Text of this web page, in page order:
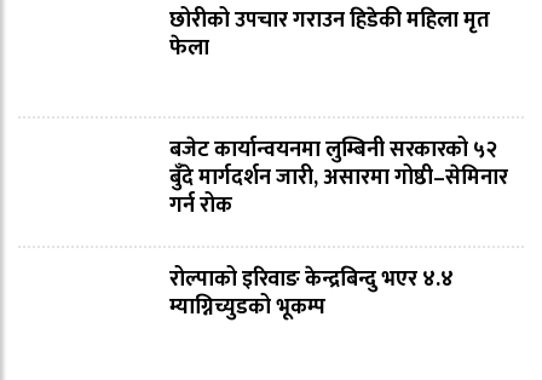
छोरीको उपचार गराउन हिडेकी महिला मृत
फेला
बजेट कार्यान्वयनमा लुम्बिनी सरकारको ५२
बुँदे मार्गदर्शन जारी, असारमा गोष्ठी–सेमिनार
गर्न रोक
रोल्पाको इरिवाङ केन्द्रबिन्दु भएर ४.४
म्याग्निच्युडको भूकम्प